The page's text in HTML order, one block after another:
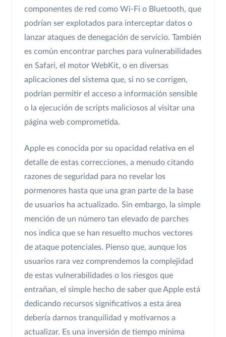
componentes de red como Wi-Fi o Bluetooth, que
podrían ser explotados para interceptar datos o
lanzar ataques de denegación de servicio. También
es común encontrar parches para vulnerabilidades
en Safari, el motor WebKit, o en diversas
aplicaciones del sistema que, si no se corrigen,
podrían permitir el acceso a información sensible
o la ejecución de scripts maliciosos al visitar una
página web comprometida.
Apple es conocida por su opacidad relativa en el
detalle de estas correcciones, a menudo citando
razones de seguridad para no revelar los
pormenores hasta que una gran parte de la base
de usuarios ha actualizado. Sin embargo, la simple
mención de un número tan elevado de parches
nos indica que se han resuelto muchos vectores
de ataque potenciales. Pienso que, aunque los
usuarios rara vez comprendemos la complejidad
de estas vulnerabilidades o los riesgos que
entrañan, el simple hecho de saber que Apple está
dedicando recursos significativos a esta área
debería darnos tranquilidad y motivarnos a
actualizar. Es una inversión de tiempo mínima